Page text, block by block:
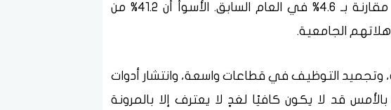
معدلات البطالة بينهم إلى 5.8% في مارس، مقارنة بـ 4.6% في العام السابق. الأسوأ أن 41.2% من
الجامعية.
وتجميد التوظيف في قطاعات واسعة، وانتشار أدوات
قد لا يكون كافيًا لغدٍ لا يعترف إلا بالمرونة